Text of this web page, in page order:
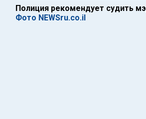
Полиция рекомендует судить
Фото NEWSru.co.il